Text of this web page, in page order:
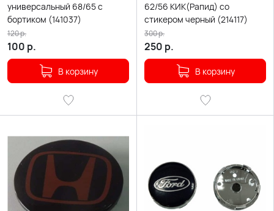
универсальный 68/65 с
бортиком (141037)
100 р.
120р.
В корзину
62/56 КИК(Рапид) со
стикером черный (214117)
250 р.
300р.
В корзину